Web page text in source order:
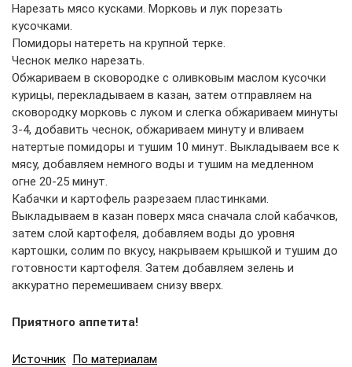
Нарезать мясо кусками. Морковь и лук порезать
кусочками.
Помидоры натереть на крупной терке.
Чеснок мелко нарезать.
Обжариваем в сковородке с оливковым маслом кусочки
курицы, перекладываем в казан, затем отправляем на
сковородку морковь с луком и слегка обжариваем минуты
3-4, добавить чеснок, обжариваем минуту и вливаем
натертые помидоры и тушим 10 минут. Выкладываем все к
мясу, добавляем немного воды и тушим на медленном
огне 20-25 минут.
Кабачки и картофель разрезаем пластинками.
Выкладываем в казан поверх мяса сначала слой кабачков,
затем слой картофеля, добавляем воды до уровня
картошки, солим по вкусу, накрываем крышкой и тушим до
готовности картофеля. Затем добавляем зелень и
аккуратно перемешиваем снизу вверх.
Приятного аппетита!
Источник По материалам